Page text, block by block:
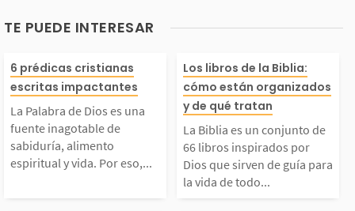
TE PUEDE INTERESAR
Palabra de Dios es
fuente inagotable
sabiduría, alimento
y vida. Por
6 prédicas cristianas
escritas impactantes
La Palabra de Dios es una
fuente inagotable de
sabiduría, alimento
espiritual y vida. Por eso,...
La Biblia es
to de 66 libros
dos por Dios
n de guía para
Los libros de la Biblia:
cómo están organizados
y de qué tratan
La Biblia es un conjunto de
66 libros inspirados por
Dios que sirven de guía para
la vida de todo...